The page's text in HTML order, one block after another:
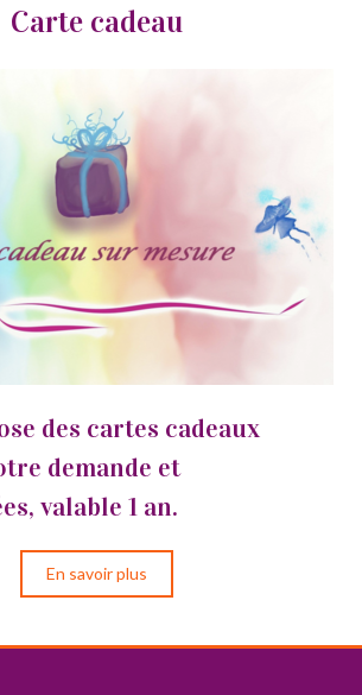
Carte cadeau
des cartes cadeaux
demande et
valable 1 an.
En savoir plus